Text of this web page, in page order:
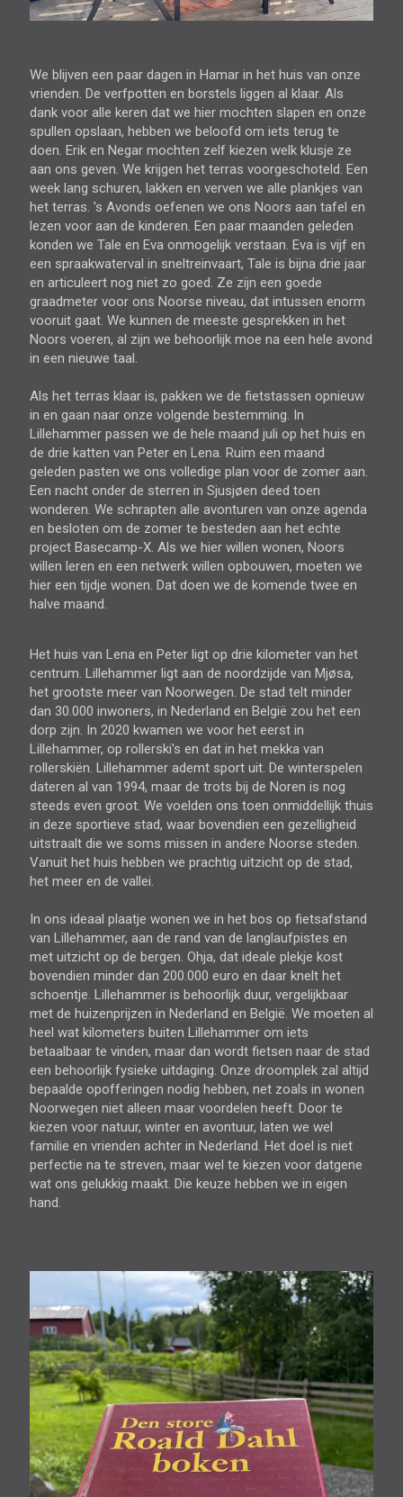
We blijven een paar dagen in Hamar in het huis van onze
vrienden. De verfpotten en borstels liggen al klaar. Als
dank voor alle keren dat we hier mochten slapen en onze
spullen opslaan, hebben we beloofd om iets terug te
doen. Erik en Negar mochten zelf kiezen welk klusje ze
aan ons geven. We krijgen het terras voorgeschoteld. Een
week lang schuren, lakken en verven we alle plankjes van
het terras. 's Avonds oefenen we ons Noors aan tafel en
lezen voor aan de kinderen. Een paar maanden geleden
konden we Tale en Eva onmogelijk verstaan. Eva is vijf en
een spraakwaterval in sneltreinvaart, Tale is bijna drie jaar
en articuleert nog niet zo goed. Ze zijn een goede
graadmeter voor ons Noorse niveau, dat intussen enorm
vooruit gaat. We kunnen de meeste gesprekken in het
Noors voeren, al zijn we behoorlijk moe na een hele avond
in een nieuwe taal.
Als het terras klaar is, pakken we de fietstassen opnieuw
in en gaan naar onze volgende bestemming. In
Lillehammer passen we de hele maand juli op het huis en
de drie katten van Peter en Lena. Ruim een maand
geleden pasten we ons volledige plan voor de zomer aan.
Een nacht onder de sterren in Sjusjøen deed toen
wonderen. We schrapten alle avonturen van onze agenda
en besloten om de zomer te besteden aan het echte
project Basecamp-X. Als we hier willen wonen, Noors
willen leren en een netwerk willen opbouwen, moeten we
hier een tijdje wonen. Dat doen we de komende twee en
halve maand.
Het huis van Lena en Peter ligt op drie kilometer van het
centrum. Lillehammer ligt aan de noordzijde van Mjøsa,
het grootste meer van Noorwegen. De stad telt minder
dan 30.000 inwoners, in Nederland en België zou het een
dorp zijn. In 2020 kwamen we voor het eerst in
Lillehammer, op rollerski's en dat in het mekka van
rollerskiën. Lillehammer ademt sport uit. De winterspelen
dateren al van 1994, maar de trots bij de Noren is nog
steeds even groot. We voelden ons toen onmiddellijk thuis
in deze sportieve stad, waar bovendien een gezelligheid
uitstraalt die we soms missen in andere Noorse steden.
Vanuit het huis hebben we prachtig uitzicht op de stad,
het meer en de vallei.
In ons ideaal plaatje wonen we in het bos op fietsafstand
van Lillehammer, aan de rand van de langlaufpistes en
met uitzicht op de bergen. Ohja, dat ideale plekje kost
bovendien minder dan 200.000 euro en daar knelt het
schoentje. Lillehammer is behoorlijk duur, vergelijkbaar
met de huizenprijzen in Nederland en België. We moeten al
heel wat kilometers buiten Lillehammer om iets
betaalbaar te vinden, maar dan wordt fietsen naar de stad
een behoorlijk fysieke uitdaging. Onze droomplek zal altijd
bepaalde opofferingen nodig hebben, net zoals in wonen
Noorwegen niet alleen maar voordelen heeft. Door te
kiezen voor natuur, winter en avontuur, laten we wel
familie en vrienden achter in Nederland. Het doel is niet
perfectie na te streven, maar wel te kiezen voor datgene
wat ons gelukkig maakt. Die keuze hebben we in eigen
hand.